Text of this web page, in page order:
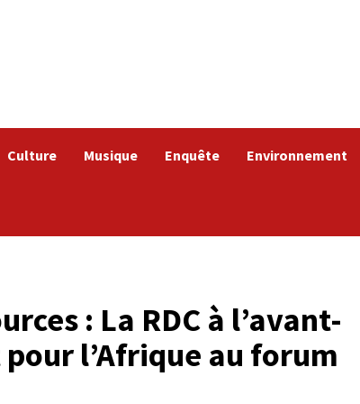
Culture Musique Enquête Environnement
: La RDC à l’avant-
l’Afrique au forum